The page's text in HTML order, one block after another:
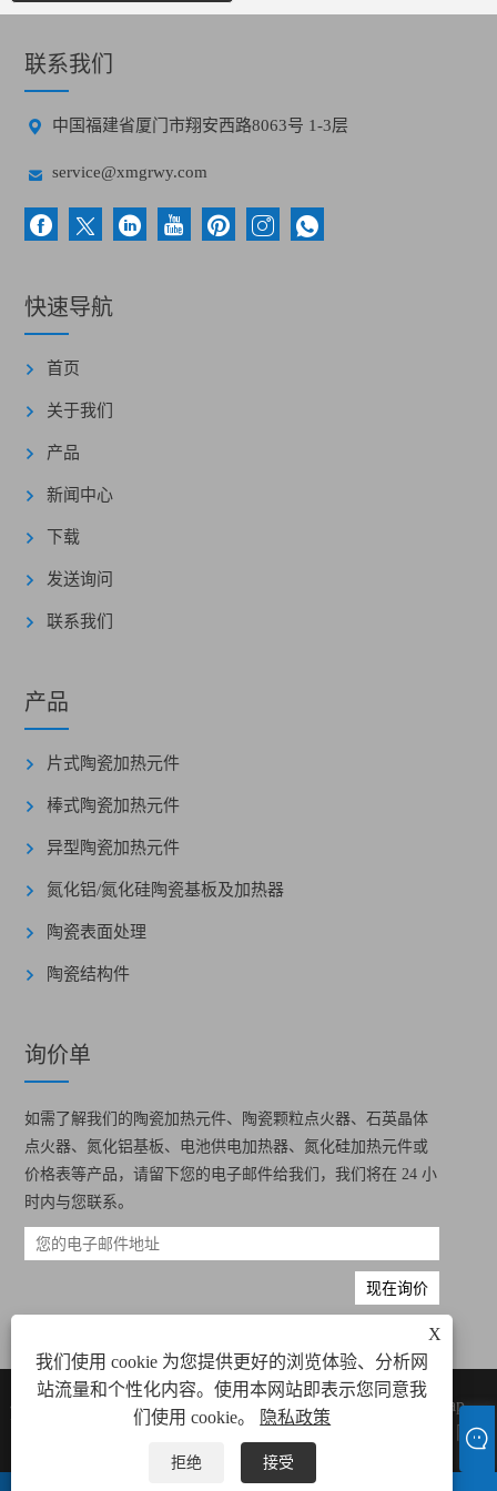
X
我们使用 cookie 为您提供更好的浏览体验、分析网
站流量和个性化内容。使用本网站即表示您同意我
们使用 cookie。
隐私政策
拒绝 接受
联系我们
 中国福建省厦门市翔安西路8063号 1-3层
 service@xmgrwy.com
快速导航
首页
关于我们
产品
新闻中心
下载
发送询问
联系我们
产品
片式陶瓷加热元件
棒式陶瓷加热元件
异型陶瓷加热元件
氮化铝/氮化硅陶瓷基板及加热器
陶瓷表面处理
陶瓷结构件
询价单
如需了解我们的陶瓷加热元件、陶瓷颗粒点火器、石英晶体
点火器、氮化铝基板、电池供电加热器、氮化硅加热元件或
价格表等产品，请留下您的电子邮件给我们，我们将在 24 小
时内与您联系。
版权所有 © 2022 厦门格睿伟业电子科技有限
公司 所有陶瓷加热元件、陶瓷颗粒点火器 保
Sitemap
隐